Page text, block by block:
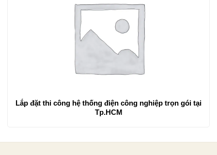
Lắp đặt thi công hệ thống điện công nghiệp trọn gói tại
Tp.HCM